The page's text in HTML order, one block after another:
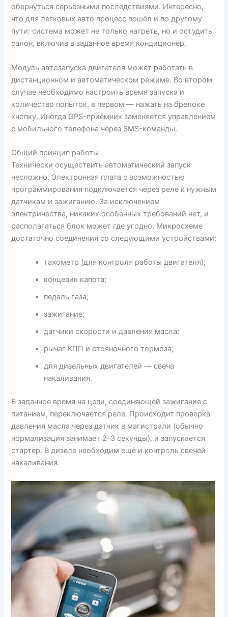
обернуться серьёзными последствиями. Интересно,
что для легковых авто процесс пошёл и по другому
пути: система может не только нагреть, но и остудить
салон, включив в заданное время кондиционер.
Модуль автозапуска двигателя может работать в
дистанционном и автоматическом режиме. Во втором
случае необходимо настроить время запуска и
количество попыток, в первом — нажать на брелоке
кнопку. Иногда GPS-приёмник заменяется управлением
с мобильного телефона через SMS-команды.
Общий принцип работы
Технически осуществить автоматический запуск
несложно. Электронная плата с возможностью
программирования подключается через реле к нужным
датчикам и зажиганию. За исключением
электричества, никаких особенных требований нет, и
располагаться блок может где угодно. Микросхеме
достаточно соединения со следующими устройствами:
тахометр (для контроля работы двигателя);
концевик капота;
педаль газа;
зажигание;
датчики скорости и давления масла;
рычаг КПП и стояночного тормоза;
для дизельных двигателей — свеча
накаливания.
В заданное время на цепи, соединяющей зажигание с
питанием, переключается реле. Происходит проверка
давления масла через датчик в магистрали (обычно
нормализация занимает 2–3 секунды), и запускается
стартер. В дизеле необходим ещё и контроль свечей
накаливания.